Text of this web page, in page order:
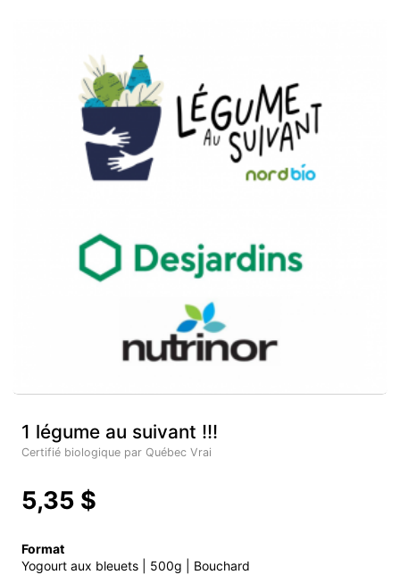
1 légume au suivant !!!
Certifié biologique par Québec Vrai
5,35 $
Format
Yogourt aux bleuets | 500g | Bouchard